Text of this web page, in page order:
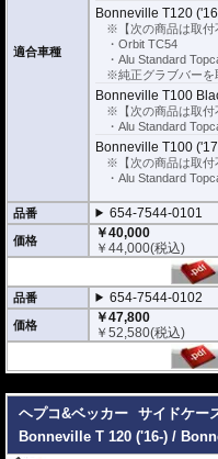
適合車種
Bonneville T120
※【次の商品は取付
・Orbit TC54
・Alu Standard
※純正グラブバーを
Bonneville T100
※【次の商品は取付
・Alu Standard
Bonneville T100
※【次の商品は取付
・Alu Standard
品番 654-7544-0101
価格
￥40,000
￥44,000(税込)
品番 654-7544-0102
価格
￥47,800
￥52,580(税込)
ヘプコ&ベッカー
サイドケー
Bonneville T 120 ('16-) /